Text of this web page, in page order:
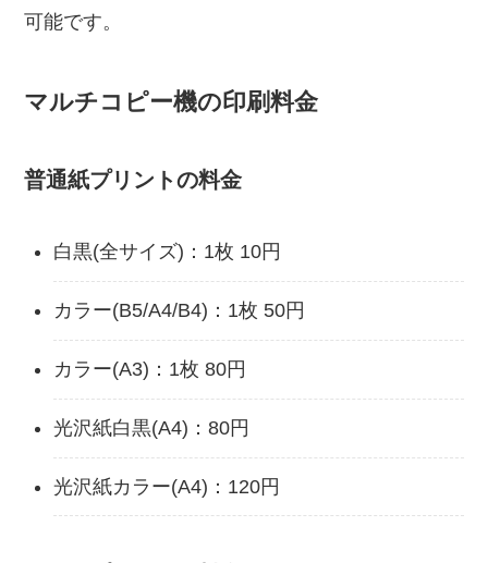
可能です。
マルチコピー機の印刷料金
普通紙プリントの料金
白黒(全サイズ)：1枚 10円
カラー(B5/A4/B4)：1枚 50円
カラー(A3)：1枚 80円
光沢紙白黒(A4)：80円
光沢紙カラー(A4)：120円